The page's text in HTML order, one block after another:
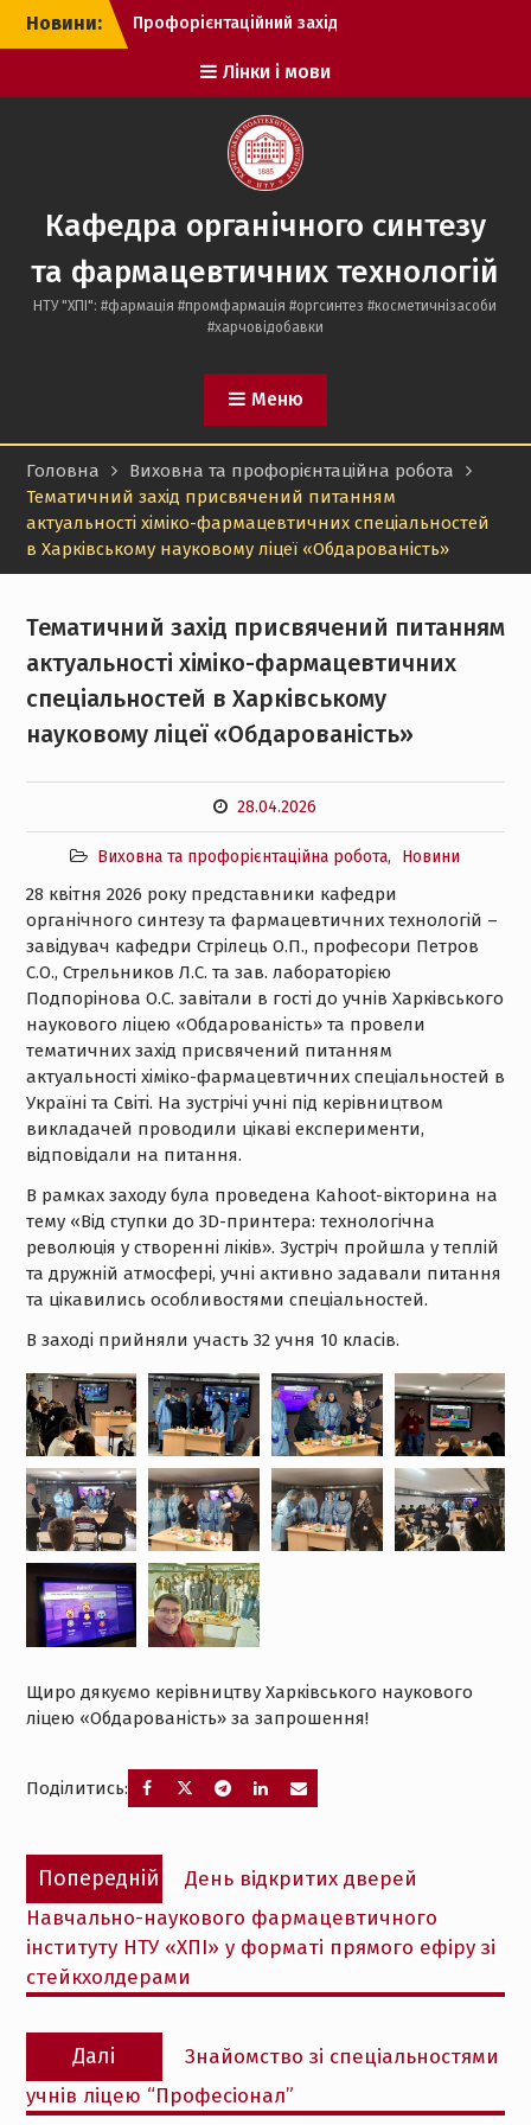
Перейти
Новини:
Профорієнтаційний захід
Профорієнтаційний захід
у Покотилівському ліцеї
Профорієнтаційний захід
з учнями 11 – х класів
лицею № 163, м. Харків
Лінки і мови
Кафедра органічного синтезу
та фармацевтичних технологій
НТУ "ХПІ": #фармація #промфармація #оргсинтез #косметичнізасоби
#харчовідобавки
Меню
Головна
Виховна та профорієнтаційна робота
Тематичний захід присвячений питанням
актуальності хіміко-фармацевтичних спеціальностей
в Харківському науковому ліцеї «Обдарованість»
Тематичний захід присвячений питанням
актуальності хіміко-фармацевтичних
спеціальностей в Харківському
науковому ліцеї «Обдарованість»
28.04.2026
Виховна та профорієнтаційна робота, Новини
28 квітня 2026 року представники кафедри
органічного синтезу та фармацевтичних технологій –
завідувач кафедри Стрілець О.П., професори Петров
С.О., Стрельников Л.С. та зав. лабораторією
Подпорінова О.С. завітали в гості до учнів Харківського
наукового ліцею «Обдарованість» та провели
тематичних захід присвячений питанням
актуальності хіміко-фармацевтичних спеціальностей в
Україні та Світі. На зустрічі учні під керівництвом
викладачей проводили цікаві експерименти,
відповідали на питання.
В рамках заходу була проведена Kahoot-вікторина на
тему «Від ступки до 3D-принтера: технологічна
революція у створенні ліків». Зустріч пройшла у теплій
та дружній атмосфері, учні активно задавали питання
та цікавились особливостями спеціальностей.
В заході прийняли участь 32 учня 10 класів.
Щиро дякуємо керівництву Харківського наукового
ліцею «Обдарованість» за запрошення!
Поділитись:
Навігація
записів
Попередній
Попередній
запис:
День відкритих дверей
Навчально-наукового фармацевтичного
інституту НТУ «ХПІ» у форматі прямого ефіру зі
стейкхолдерами
Далі
Наступний
запис:
Знайомство зі спеціальностями
учнів ліцею “Професіонал”